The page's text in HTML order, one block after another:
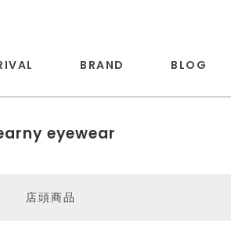
BRAND BLOG
eyewear
店頭商品